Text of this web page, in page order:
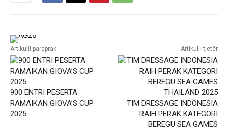
Artikulli paraprak
900 ENTRI PESERTA
RAMAIKAN GIOVA’S CUP
2025
Artikulli tjetër
TIM DRESSAGE INDONESIA
RAIH PERAK KATEGORI
BEREGU SEA GAMES